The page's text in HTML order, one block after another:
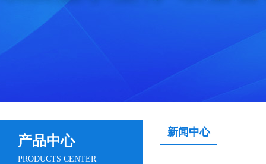
新闻中心
产品中心
PRODUCTS CENTER